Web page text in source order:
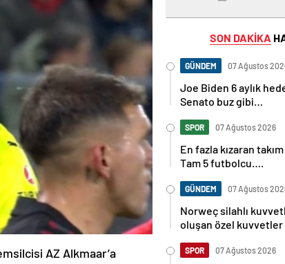
AZ Alkmaar’a
SON DAKİKA
GÜNDEM 07 Ağustos
Joe Biden 6 aylık
Senato buz gibi…
SPOR 07 Ağustos 2026
En fazla kızaran
Tam 5 futbolcu….
GÜNDEM 07 Ağustos
Norweç silahlı
oluşan özel
SPOR 07 Ağustos 2026